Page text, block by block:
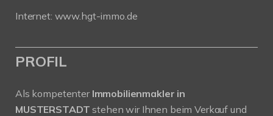
Internet: www.hgt-immo.de
PROFIL
Als kompetenter Immobilienmakler in
MUSTERSTADT stehen wir Ihnen beim Verkauf und